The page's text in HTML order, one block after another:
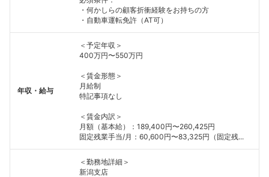
・何かしらの顧客折衝経験をお持ちの方
・自動車運転免許（AT可）
年収・給与
＜予定年収＞
400万円〜550万円
＜賃金形態＞
月給制
特記事項なし
＜賃金内訳＞
月額（基本給）：189,400円〜260,425円
固定残業手当/月：60,600円〜83,325円（固定残...
＜勤務地詳細＞
新潟支店